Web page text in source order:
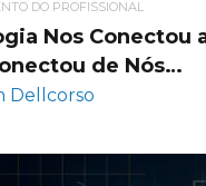
DO PROFISSIONAL
Nos Conectou
de Nós…
Dellcorso